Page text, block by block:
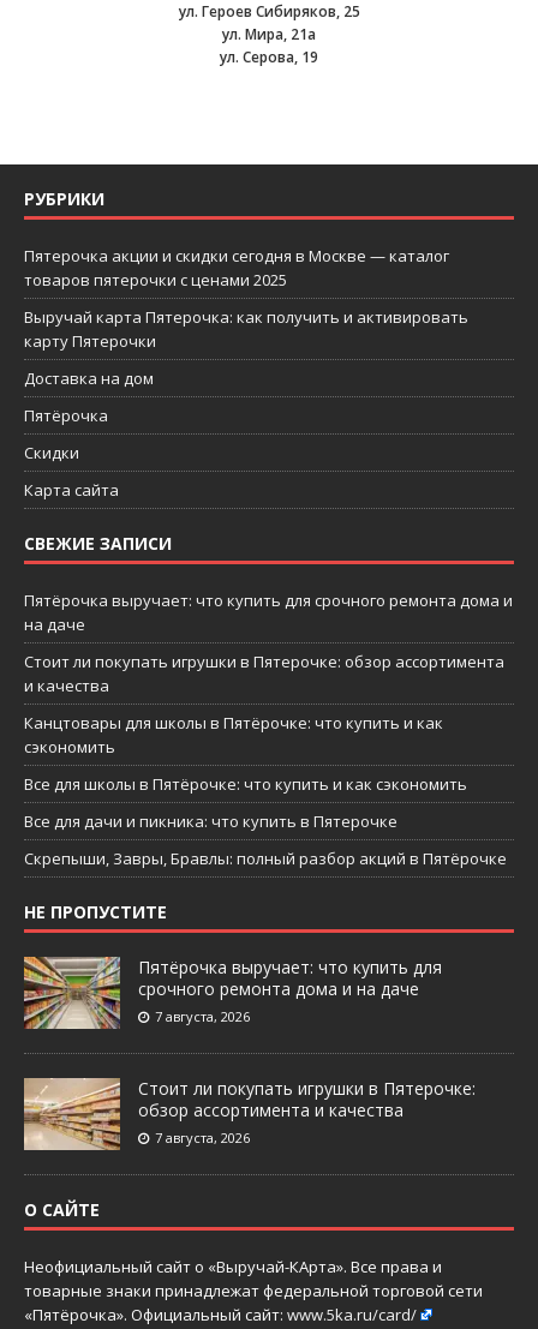
ул. Героев Сибиряков, 25
ул. Мира, 21а
ул. Серова, 19
РУБРИКИ
Пятерочка акции и скидки сегодня в Москве — каталог
товаров пятерочки с ценами 2025
Выручай карта Пятерочка: как получить и активировать
карту Пятерочки
Доставка на дом
Пятёрочка
Скидки
Карта сайта
СВЕЖИЕ ЗАПИСИ
Пятёрочка выручает: что купить для срочного ремонта дома и
на даче
Стоит ли покупать игрушки в Пятерочке: обзор ассортимента
и качества
Канцтовары для школы в Пятёрочке: что купить и как
сэкономить
Все для школы в Пятёрочке: что купить и как сэкономить
Все для дачи и пикника: что купить в Пятерочке
Скрепыши, Завры, Бравлы: полный разбор акций в Пятёрочке
НЕ ПРОПУСТИТЕ
Пятёрочка выручает: что купить для
срочного ремонта дома и на даче
7 августа, 2026
Стоит ли покупать игрушки в Пятерочке:
обзор ассортимента и качества
7 августа, 2026
О САЙТЕ
Неофициальный сайт о «Выручай-КАрта». Все права и
товарные знаки принадлежат федеральной торговой сети
«Пятёрочка». Официальный сайт: www.5ka.ru/card/